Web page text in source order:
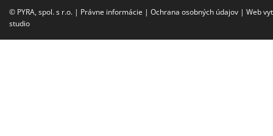
© PYRA, spol. s r.o. | Právne informácie | Ochrana osobných údajov | Web
studio